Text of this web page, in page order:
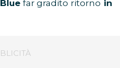
Bluefar gradito ritorno in